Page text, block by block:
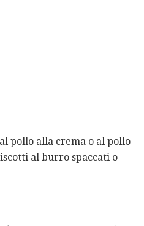
pollo alla crema o al pollo
al burro spaccati o